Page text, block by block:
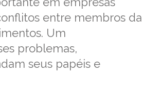
entre membros da
Um
problemas,
seus papéis e